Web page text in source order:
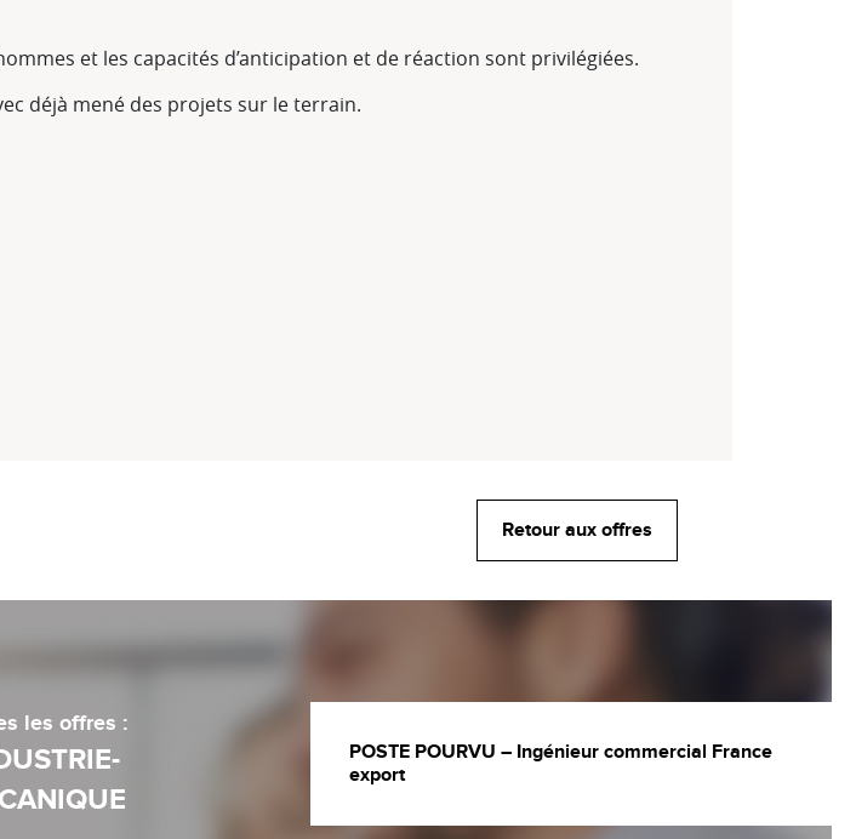
et les capacités d’anticipation et de réaction sont privilégiées.
déjà mené des projets sur le terrain.
Retour aux offres
les offres :
POSTE POURVU – Ingénieur commercial France
export